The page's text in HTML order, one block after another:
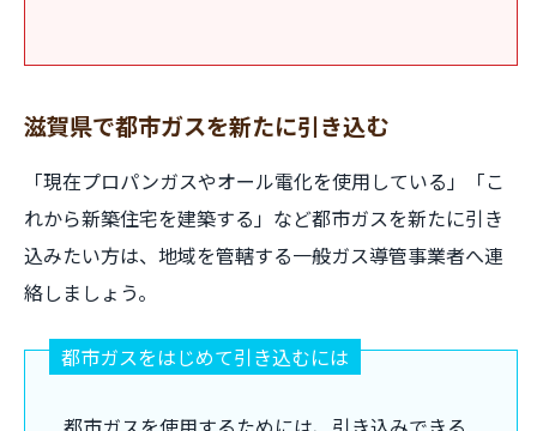
滋賀県で都市ガスを新たに引き込む
「現在プロパンガスやオール電化を使用している」「こ
れから新築住宅を建築する」など都市ガスを新たに引き
込みたい方は、地域を管轄する一般ガス導管事業者へ連
絡しましょう。
都市ガスをはじめて引き込むには